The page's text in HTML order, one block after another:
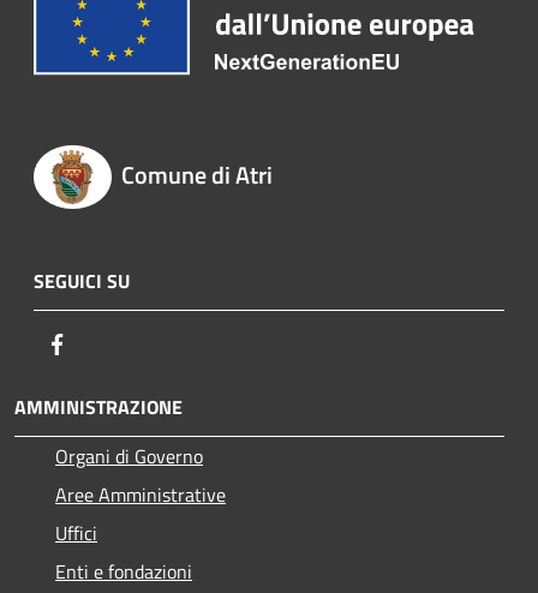
Comune di Atri
SEGUICI SU
AMMINISTRAZIONE
Organi di Governo
Aree Amministrative
Uffici
Enti e fondazioni